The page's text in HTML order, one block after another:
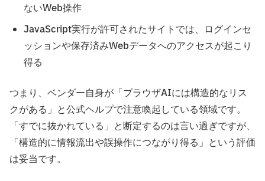
ないWeb操作
JavaScript実行が許可されたサイトでは、ログインセ
ッションや保存済みWebデータへのアクセスが起こり
得る
つまり、ベンダー自身が「ブラウザAIには構造的なリス
クがある」と公式ヘルプで注意喚起している領域です。
「すでに抜かれている」と断定するのは言い過ぎですが、
「構造的に情報流出や誤操作につながり得る」という評価
は妥当です。